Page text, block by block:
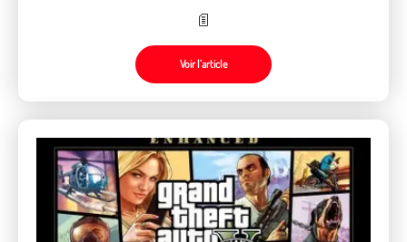
Voir l’article